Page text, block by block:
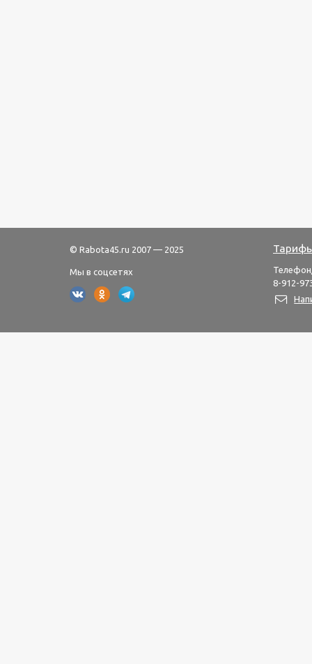
© Rabota45.ru 2007 — 2025
Мы в соцсетях
8-912-